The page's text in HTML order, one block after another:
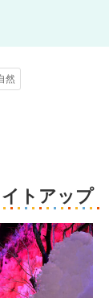
然
トアップ